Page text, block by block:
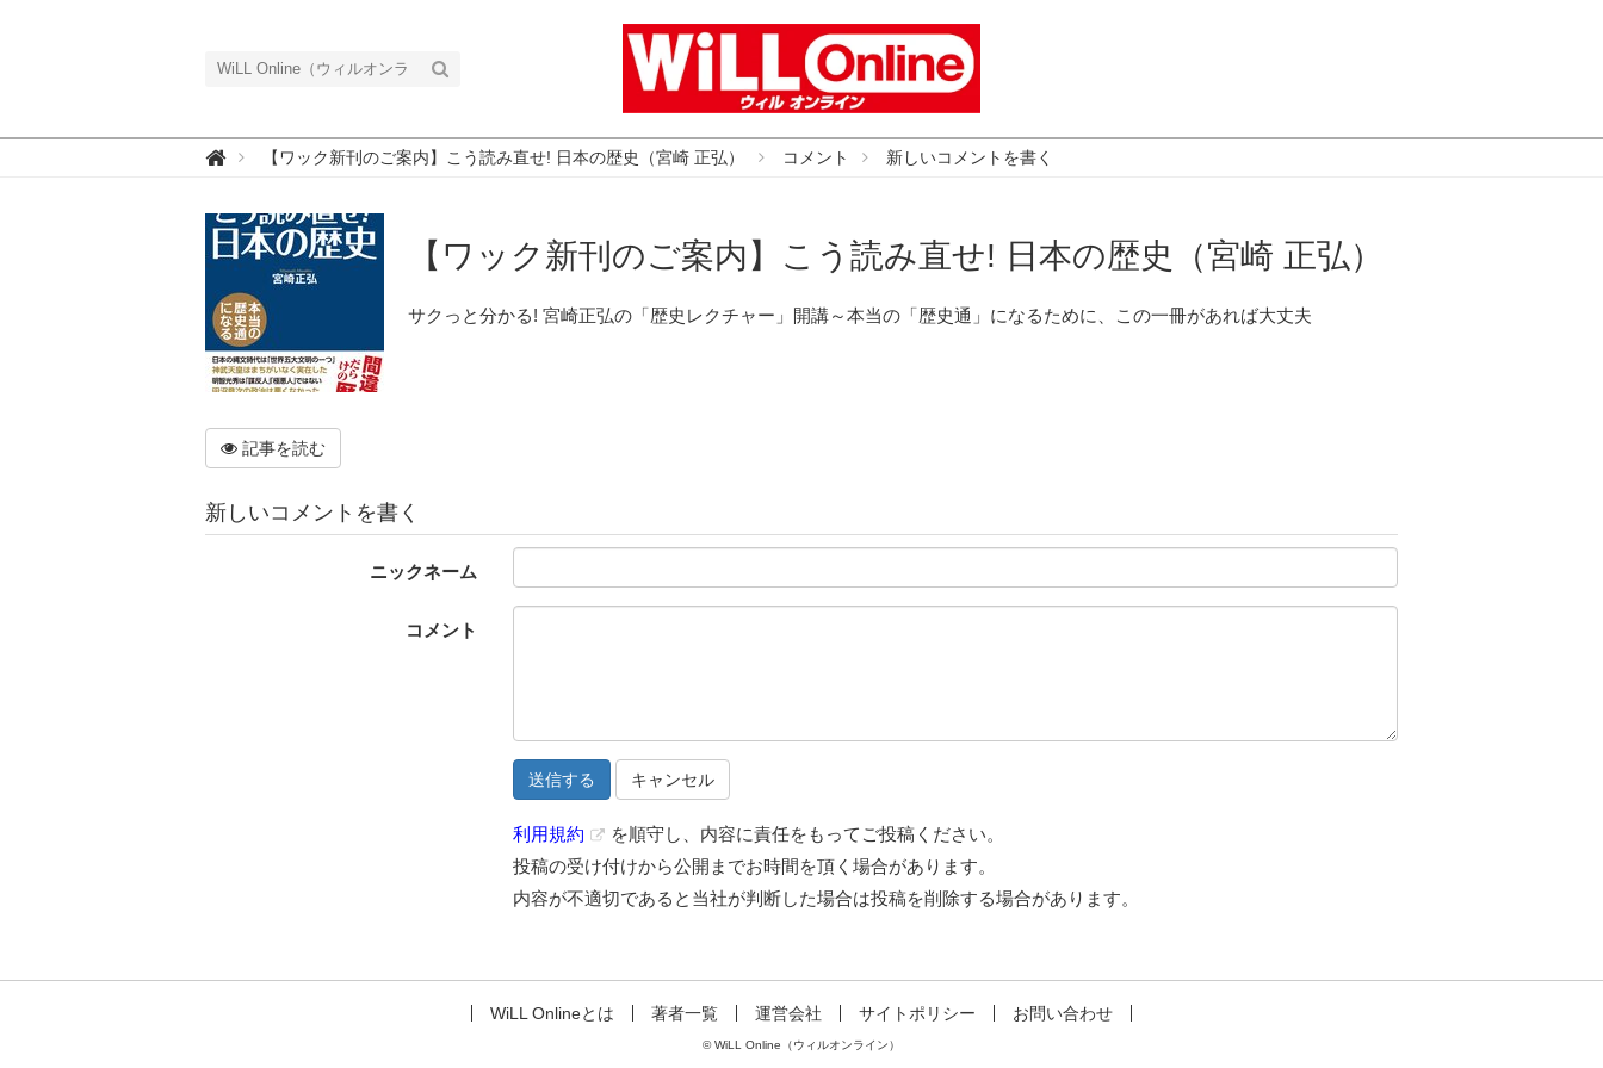
W
O
n
l
n
e
（
ウ
ィ
ル
オ
イ
ン
）
【ワック新刊のご案内】こう読み直せ! 日本の歴史（宮崎 正弘） コメント 新しいコメントを書く
【ワック新刊のご案内】こう読み直せ! 日本の歴史（宮崎 正弘）
サクっと分かる! 宮崎正弘の「歴史レクチャー」開講～本当の「歴史通」になるために、この一冊があれば大丈夫
記事を読む
新しいコメントを書く
ニックネーム
コメント
キャンセル
利用規約
を順守し、内容に責任をもってご投稿ください。
投稿の受け付けから公開までお時間を頂く場合があります。
内容が不適切であると当社が判断した場合は投稿を削除する場合があります。
WiLL Onlineとは 著者一覧 運営会社 サイトポリシー お問い合わせ
© WiLL Online（ウィルオンライン）